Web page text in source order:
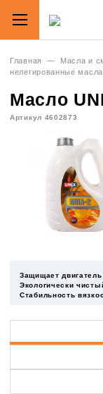
Главная — Масла и
нелегированные масла
Масло
Артикул 4602873
Защищает
Экологически
Стабильность